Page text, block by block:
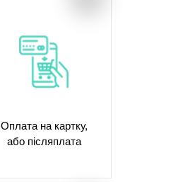
Оплата на картку,
або післяплата